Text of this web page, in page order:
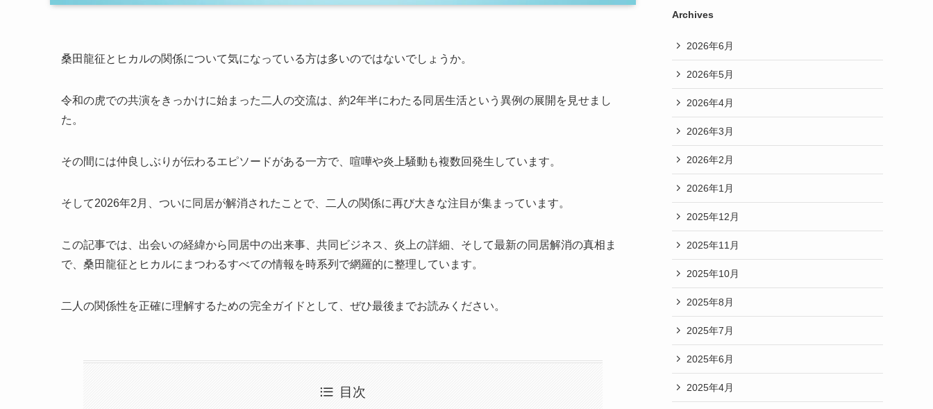
桑田龍征とヒカルの関係について気になっている方は多いのではないでしょうか。
令和の虎での共演をきっかけに始まった二人の交流は、約2年半にわたる同居生活という異例の展開を見せまし
た。
その間には仲良しぶりが伝わるエピソードがある一方で、喧嘩や炎上騒動も複数回発生しています。
そして2026年2月、ついに同居が解消されたことで、二人の関係に再び大きな注目が集まっています。
この記事では、出会いの経緯から同居中の出来事、共同ビジネス、炎上の詳細、そして最新の同居解消の真相ま
で、桑田龍征とヒカルにまつわるすべての情報を時系列で網羅的に整理しています。
二人の関係性を正確に理解するための完全ガイドとして、ぜひ最後までお読みください。
目次
Archives
2026年6月
2026年5月
2026年4月
2026年3月
2026年2月
2026年1月
2025年12月
2025年11月
2025年10月
2025年8月
2025年7月
2025年6月
2025年4月